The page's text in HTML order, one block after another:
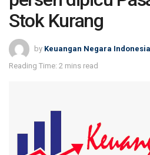
Stok Kurang
by Keuangan Negara Indonesia
Reading Time: 2 mins read